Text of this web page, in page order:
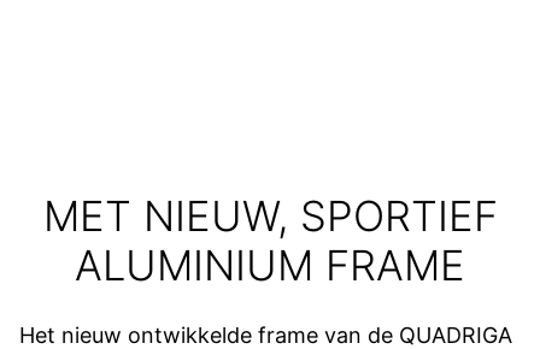
MET NIEUW, SPORTIEF
ALUMINIUM FRAME
Het nieuw ontwikkelde frame van de QUADRIGA